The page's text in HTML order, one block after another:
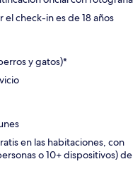
el check-in es de 18 años
y gatos)*
en las habitaciones, con
o 10+ dispositivos) de